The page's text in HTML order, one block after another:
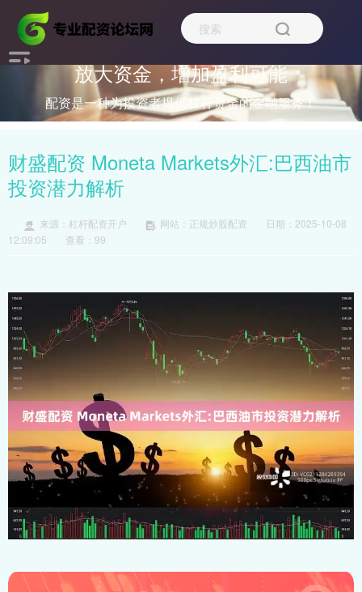
放大资金，增加盈利可能
配资是一种为投资者提供杠杆资金的金融服务！
财盛配资 Moneta Markets外汇:巴西油市
投资潜力解析
来源：杠杆配资开户 网站：正规炒股配资
日期：2025-10-08
12:09:05
查看：99